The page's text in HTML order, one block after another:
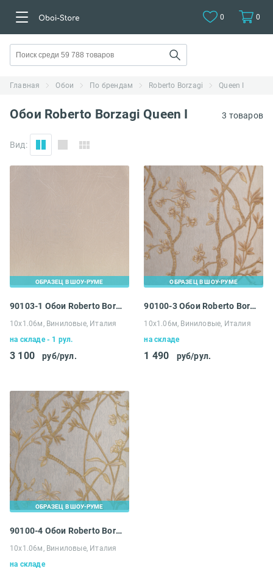
0 0
Главная Обои По брендам Roberto Borzagi Queen I
Обои Roberto Borzagi Queen I 3 товаров
Вид:
ОБРАЗЕЦ В ШОУ-РУМЕ
90103-1 Обои Roberto Borzagi Queen I
10х1.06м, Виниловые, Италия
на складе - 1 рул.
3 100 руб/рул.
ОБРАЗЕЦ В ШОУ-РУМЕ
90100-3 Обои Roberto Borzagi Queen I
10х1.06м, Виниловые, Италия
на складе
1 490 руб/рул.
ОБРАЗЕЦ В ШОУ-РУМЕ
90100-4 Обои Roberto Borzagi Queen I
10х1.06м, Виниловые, Италия
на складе